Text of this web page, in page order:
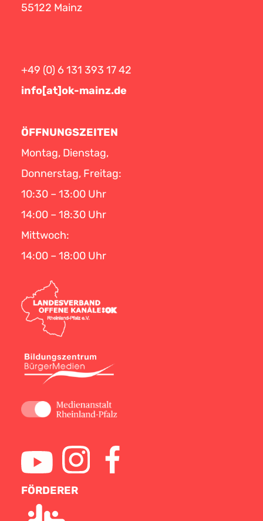
55122 Mainz
+49 (0) 6 131 393 17 42
info[at]ok-mainz.de
ÖFFNUNGSZEITEN
Montag, Dienstag,
Donnerstag, Freitag:
10:30 – 13:00 Uhr
14:00 – 18:30 Uhr
Mittwoch:
14:00 – 18:00 Uhr
FÖRDERER